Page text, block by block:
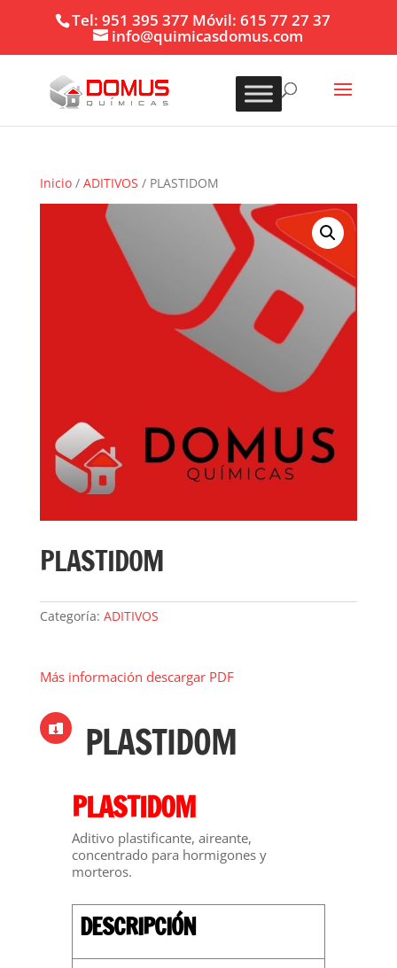
Tel: 951 395 377 Móvil: 615 77 27 37
info@quimicasdomus.com
Inicio/ ADITIVOS / PLASTIDOM
PLASTIDOM
Categoría: ADITIVOS
Más información descargar PDF
 PLASTIDOM
PLASTIDOM
Aditivo plastificante, aireante,
concentrado para hormigones y
morteros.
DESCRIPCIÓN